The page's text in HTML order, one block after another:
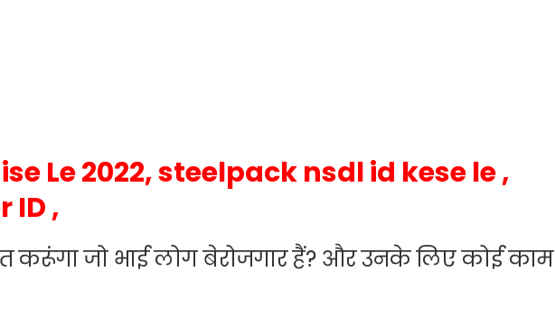
Le 2022, steelpack nsdl id kese le ,
ID ,
करूंगा जो भाई लोग बेरोजगार हैं? और उनके लिए कोई काम